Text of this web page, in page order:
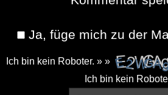
Ja, füge mich zu der
Ich bin kein Roboter. » »
Ich bin kein